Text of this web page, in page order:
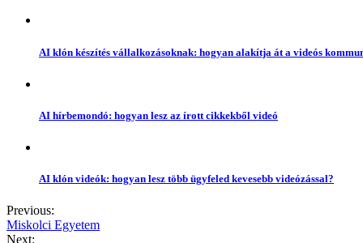
AI klón készítés vállalkozásoknak: hogyan alakítja át a videós
AI hírbemondó: hogyan lesz az írott cikkekből videó
AI klón videók: hogyan lesz több ügyfeled kevesebb videózással?
Previous:
Miskolci Egyetem
Next: